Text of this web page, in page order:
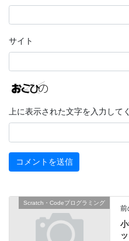
サイト
上に表示された文字を入力して
Scratch・Codeプログラミング
前